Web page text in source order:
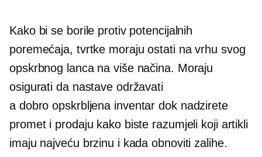
Kako bi se borile protiv potencijalnih
poremećaja, tvrtke moraju ostati na vrhu svog
opskrbnog lanca na više načina. Moraju
osigurati da nastave održavati
a dobro opskrbljena inventar dok nadzirete
promet i prodaju kako biste razumjeli koji artikli
imaju najveću brzinu i kada obnoviti zalihe.